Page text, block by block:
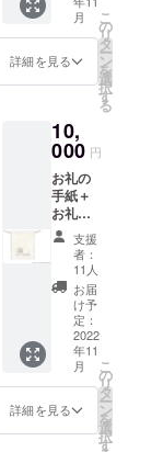
ス 滋賀県
東 1−1−1)
ツリーハウ
ス作成から
イベント、
そして解体
までをしっ
かりと見届
け、地域に
幸せを届け
る夢のある
活動をして
います！
ネームでも会社
名でも構いませ
ド、ス
テッ
カー】
の内い
ずれか
お礼動
画と
は…
mp4形
式の動
画を
メール
にて送
付させ
ていた
だきま
す。お
持ちの
PC・タ
ブレッ
ト端末
でご視
月
詳細を見る
こ
の
リ
タ
ー
ン
を
選
択
す
る
10,
000 円
お礼の
手紙＋
お礼動
画＋
SNS掲
載＋学
生団体
Clown
オリジ
ナル巾
着袋 ※
お礼動
画と
は…
mp4形
式の動
支援
者：
11人
お届
け予
定：
2022
年11
月
詳細を見る
こ
の
リ
タ
ー
ン
を
選
択
す